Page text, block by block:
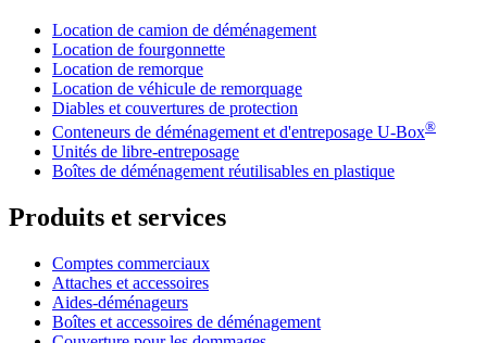
Location de camion de déménagement
Location de fourgonnette
Location de remorque
Location de véhicule de remorquage
Diables et couvertures de protection
Conteneurs de déménagement et d'entreposage U-Box®
Unités de libre-entreposage
Boîtes de déménagement réutilisables en plastique
Produits et services
Comptes commerciaux
Attaches et accessoires
Aides-déménageurs
Boîtes et accessoires de déménagement